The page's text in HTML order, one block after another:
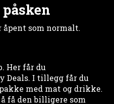
som normalt.
Her får du
Deals. I tillegg får du
med mat og drikke.
få den billigere som